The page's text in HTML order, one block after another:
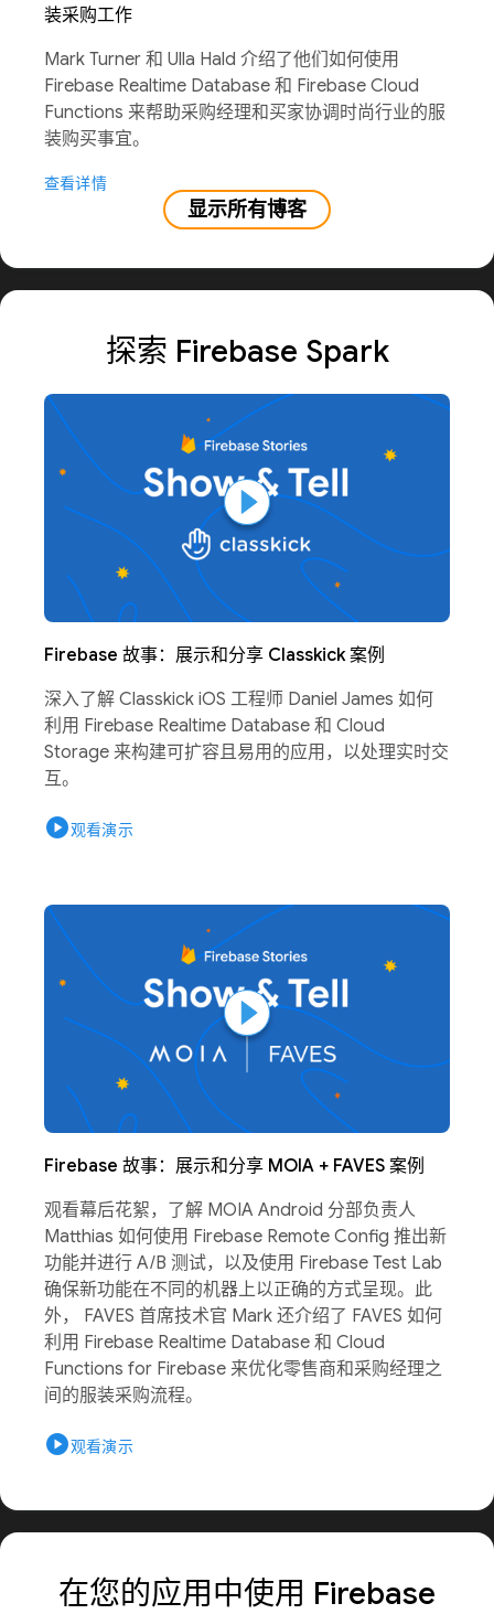
装采购工作
Mark Turner 和 Ulla Hald 介绍了他们如何使用
Firebase Realtime Database 和 Firebase Cloud
Functions 来帮助采购经理和买家协调时尚行业的服
装购买事宜。
查看详情
显示所有博客
探索 Firebase Spark
Firebase 故事：展示和分享 Classkick 案例
深入了解 Classkick iOS 工程师 Daniel James 如何
利用 Firebase Realtime Database 和 Cloud
Storage 来构建可扩容且易用的应用，以处理实时交
互。
play_circle观看演示
Firebase 故事：展示和分享 MOIA + FAVES 案例
观看幕后花絮，了解 MOIA Android 分部负责人
Matthias 如何使用 Firebase Remote Config 推出新
功能并进行 A/B 测试，以及使用 Firebase Test Lab
确保新功能在不同的机器上以正确的方式呈现。此
外， FAVES 首席技术官 Mark 还介绍了 FAVES 如何
利用 Firebase Realtime Database 和 Cloud
Functions for Firebase 来优化零售商和采购经理之
间的服装采购流程。
play_circle观看演示
在您的应用中使用 Firebase